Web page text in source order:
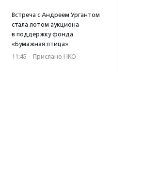
Встреча с Андреем Ургантом
стала лотом аукциона
в поддержку фонда
«Бумажная птица»
11:45 · Прислано НКО